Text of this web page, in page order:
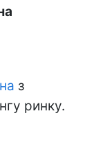
з
ринку.